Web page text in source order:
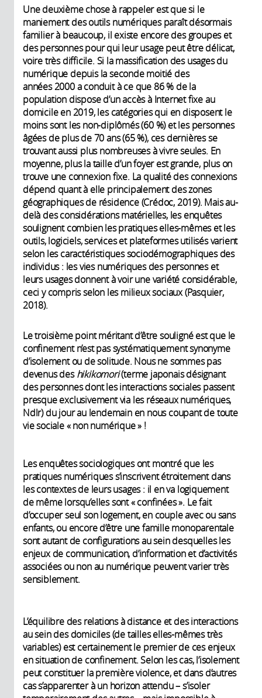
Une deuxième chose à rappeler est que si le
maniement des outils numériques paraît désormais
familier à beaucoup, il existe encore des groupes et
des personnes pour qui leur usage peut être délicat,
voire très difficile. Si la massification des usages du
numérique depuis la seconde moitié des
années 2000 a conduit à ce que 86 % de la
population dispose d’un accès à Internet fixe au
domicile en 2019, les catégories qui en disposent le
moins sont les non-diplômés (60 %) et les personnes
âgées de plus de 70 ans (65 %), ces dernières se
trouvant aussi plus nombreuses à vivre seules. En
moyenne, plus la taille d’un foyer est grande, plus on
trouve une connexion fixe. La qualité des connexions
dépend quant à elle principalement des zones
géographiques de résidence (Crédoc, 2019). Mais au-
delà des considérations matérielles, les enquêtes
soulignent combien les pratiques elles-mêmes et les
outils, logiciels, services et plateformes utilisés varient
selon les caractéristiques sociodémographiques des
individus : les vies numériques des personnes et
leurs usages donnent à voir une variété considérable,
ceci y compris selon les milieux sociaux (Pasquier,
2018).
Le troisième point méritant d’être souligné est que le
confinement n’est pas systématiquement synonyme
d’isolement ou de solitude. Nous ne sommes pas
devenus deshikikomori(terme japonais désignant
des personnes dont les interactions sociales passent
presque exclusivement via les réseaux numériques,
Ndlr) du jour au lendemain en nous coupant de toute
vie sociale « non numérique » !
Les enquêtes sociologiques ont montré que les
pratiques numériques s’inscrivent étroitement dans
les contextes de leurs usages : il en va logiquement
de même lorsqu’elles sont « confinées ». Le fait
d’occuper seul son logement, en couple avec ou sans
enfants, ou encore d’être une famille monoparentale
sont autant de configurations au sein desquelles les
enjeux de communication, d’information et d’activités
associées ou non au numérique peuvent varier très
sensiblement.
L’équilibre des relations à distance et des interactions
au sein des domiciles (de tailles elles-mêmes très
variables) est certainement le premier de ces enjeux
en situation de confinement. Selon les cas, l’isolement
peut constituer la première violence, et dans d’autres
cas s’apparenter à un horizon attendu – s’isoler